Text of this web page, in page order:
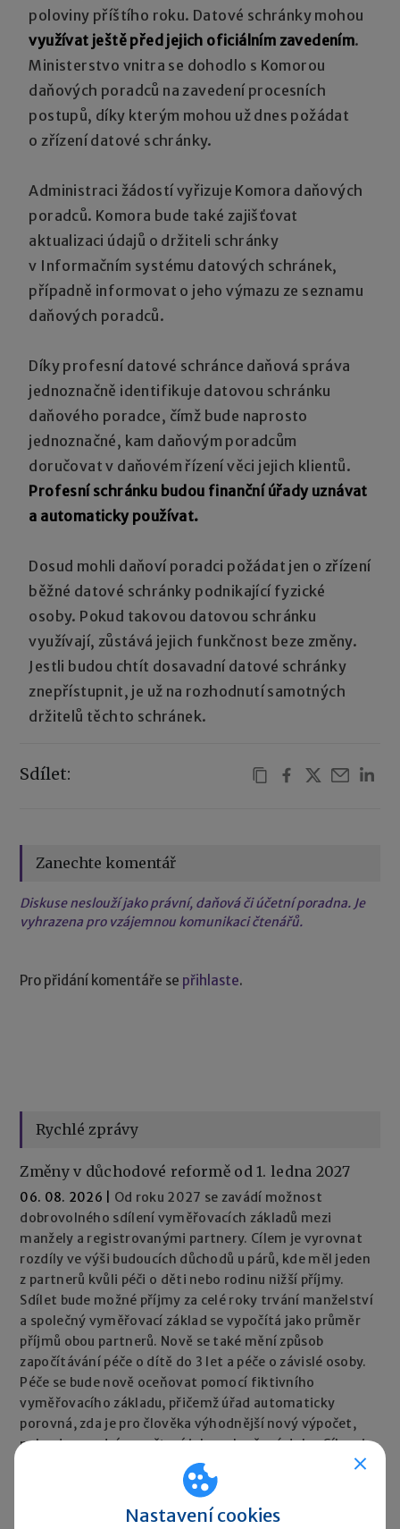
poloviny příštího roku. Datové schránky mohou
využívat ještě před jejich oficiálním zavedením.
Ministerstvo vnitra se dohodlo s Komorou
daňových poradců na zavedení procesních
postupů, díky kterým mohou už dnes požádat
o zřízení datové schránky.
Administraci žádostí vyřizuje Komora daňových
poradců. Komora bude také zajišťovat
aktualizaci údajů o držiteli schránky
v Informačním systému datových schránek,
případně informovat o jeho výmazu ze seznamu
daňových poradců.
Díky profesní datové schránce daňová správa
jednoznačně identifikuje datovou schránku
daňového poradce, čímž bude naprosto
jednoznačné, kam daňovým poradcům
doručovat v daňovém řízení věci jejich klientů.
Profesní schránku budou finanční úřady uznávat
a automaticky používat.
Dosud mohli daňoví poradci požádat jen o zřízení
běžné datové schránky podnikající fyzické
osoby. Pokud takovou datovou schránku
využívají, zůstává jejich funkčnost beze změny.
Jestli budou chtít dosavadní datové schránky
znepřístupnit, je už na rozhodnutí samotných
držitelů těchto schránek.
Sdílet:
Zanechte komentář
Diskuse neslouží jako právní, daňová či účetní poradna. Je
vyhrazena pro vzájemnou komunikaci čtenářů.
Pro přidání komentáře se přihlaste.
Rychlé zprávy
Změny v důchodové reformě od 1. ledna 2027
06. 08. 2026
Od roku 2027 se zavádí možnost
dobrovolného sdílení vyměřovacích základů mezi
manžely a registrovanými partnery. Cílem je vyrovnat
rozdíly ve výši budoucích důchodů u párů, kde měl jeden
z partnerů kvůli péči o děti nebo rodinu nižší příjmy.
Sdílet bude možné příjmy za celé roky trvání manželství
a společný vyměřovací základ se vypočítá jako průměr
příjmů obou partnerů. Nově se také mění způsob
započítávání péče o dítě do 3 let a péče o závislé osoby.
Péče se bude nově oceňovat pomocí fiktivního
vyměřovacího základu, přičemž úřad automaticky
porovná, zda je pro člověka výhodnější nový výpočet,
nebo dosavadní započtení jako vyloučené doby. Cílem je,
aby péče neměla negativní dopad na výši důchodu.
Nastavení cookies